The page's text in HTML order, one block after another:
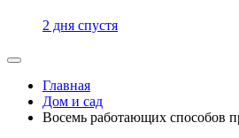
2 дня спустя
Главная
Дом и сад
Восемь работающих способов